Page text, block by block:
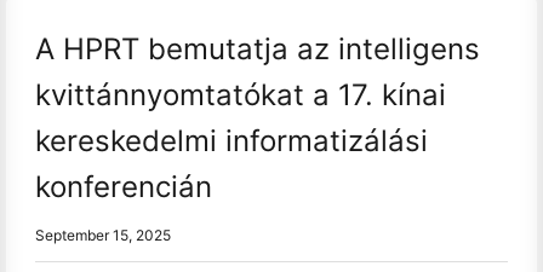
A HPRT bemutatja az intelligens
kvittánnyomtatókat a 17. kínai
kereskedelmi informatizálási
konferencián
September 15, 2025